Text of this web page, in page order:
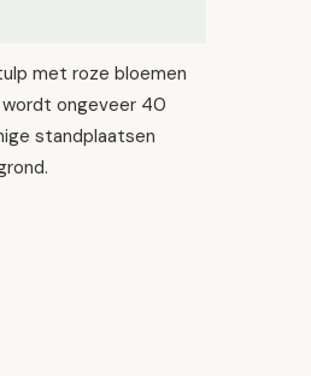
met roze bloemen
wordt ongeveer 40
standplaatsen